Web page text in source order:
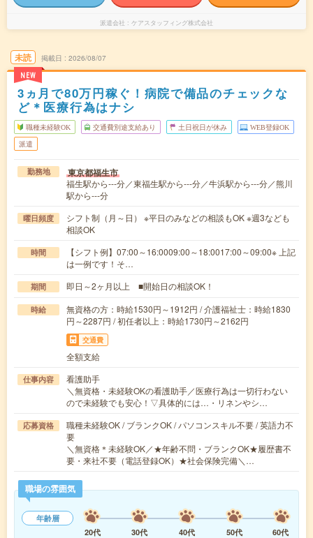
派遣会社 ケアスタッフィング株式会社
未読
NEW
掲載日 2026/08/07
3ヵ月で80万円稼ぐ！病院で備品のチェックな
ど＊医療行為はナシ
職種未経験OK 交通費別途支給あり 土日祝日が休み WEB登録OK
派遣
勤務地 東京都福生市
福生駅から---分／東福生駅から---分／牛浜駅から---分／熊川
駅から---分
曜日頻度
シフト制（月～日） ※平日のみなどの相談もOK ※週3なども
相談OK
時間
【シフト例】07:00～16:0009:00～18:0017:00～09:00※ 上記
は一例です！そ…
期間 即日～2ヶ月以上 ■開始日の相談OK！
時給
無資格の方：時給1530円～1912円 / 介護福祉士：時給1830
円～2287円 / 初任者以上：時給1730円～2162円
交通費
全額支給
仕事内容
看護助手
＼無資格・未経験OKの看護助手／医療行為は一切行わない
ので未経験でも安心！▽具体的には…・リネンやシ…
応募資格
職種未経験OK / ブランクOK / パソコンスキル不要 / 英語力不
要
＼無資格＊未経験OK／★年齢不問・ブランクOK★履歴書不
要・来社不要（電話登録OK）★社会保険完備＼…
職場の雰囲気
年齢層
20代
30代 40代 50代
60代